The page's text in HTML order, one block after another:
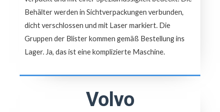
Behälter werden in Sichtverpackungen verbunden,
dicht verschlossen und mit Laser markiert. Die
Gruppen der Blister kommen gemäß Bestellung ins
Lager. Ja, das ist eine komplizierte Maschine.
Volvo